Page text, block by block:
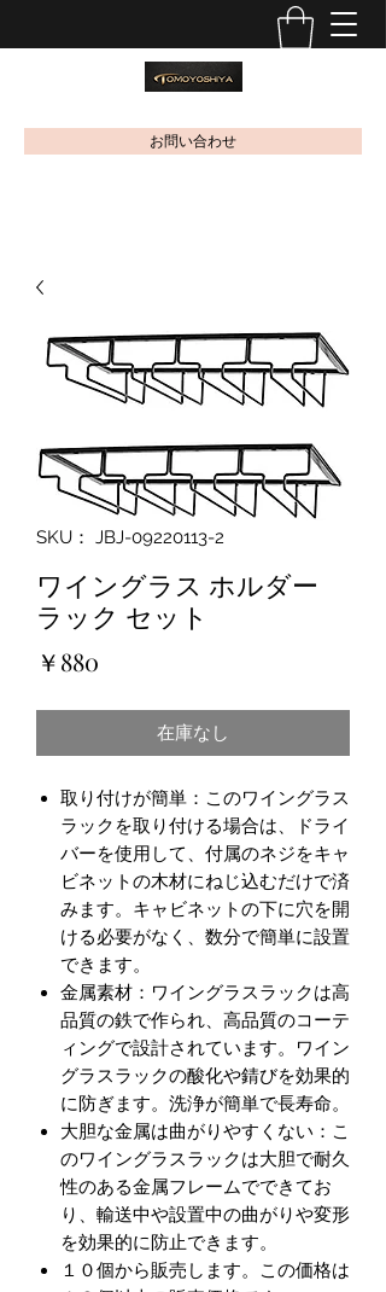
お問い合わせ
SKU： JBJ-09220113-2
ワイングラス ホルダー
ラック セット
￥880
在庫なし
取り付けが簡単：このワイングラス
ラックを取り付ける場合は、ドライ
バーを使用して、付属のネジをキャ
ビネットの木材にねじ込むだけで済
みます。キャビネットの下に穴を開
ける必要がなく、数分で簡単に設置
できます。
金属素材：ワイングラスラックは高
品質の鉄で作られ、高品質のコーテ
ィングで設計されています。ワイン
グラスラックの酸化や錆びを効果的
に防ぎます。洗浄が簡単で長寿命。
大胆な金属は曲がりやすくない：こ
のワイングラスラックは大胆で耐久
性のある金属フレームでできてお
り、輸送中や設置中の曲がりや変形
を効果的に防止できます。
１０個から販売します。この価格は